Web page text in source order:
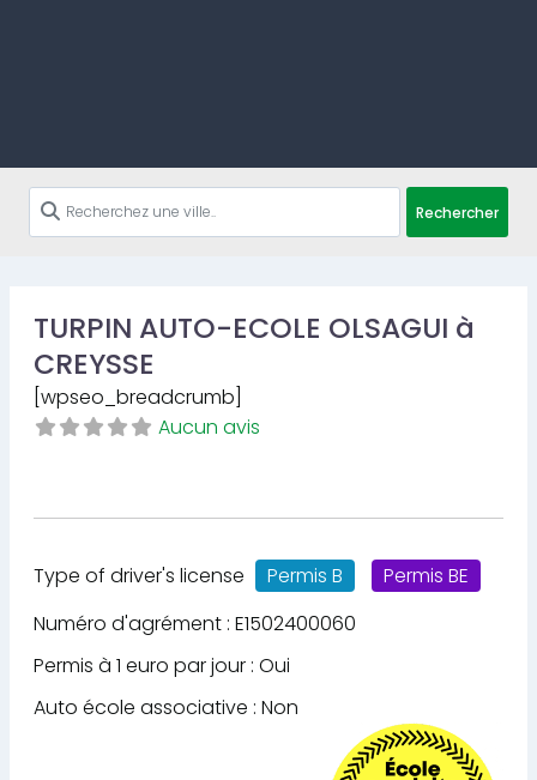
Rechercher
TURPIN AUTO-ECOLE OLSAGUI à
CREYSSE
[wpseo_breadcrumb]
Aucun avis
Type of driver's license Permis B
Permis BE
Numéro d'agrément : E1502400060
Permis à 1 euro par jour : Oui
Auto école associative : Non